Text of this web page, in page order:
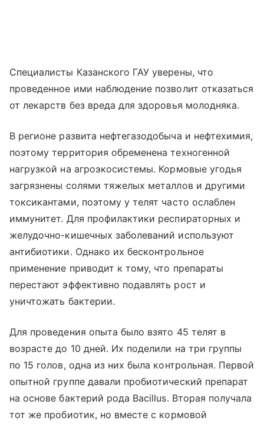
Специалисты Казанского ГАУ уверены, что
проведенное ими наблюдение позволит отказаться
от лекарств без вреда для здоровья молодняка.
В регионе развита нефтегазодобыча и нефтехимия,
поэтому территория обременена техногенной
нагрузкой на агроэкосистемы. Кормовые угодья
загрязнены солями тяжелых металлов и другими
токсикантами, поэтому у телят часто ослаблен
иммунитет. Для профилактики респираторных и
желудочно-кишечных заболеваний используют
антибиотики. Однако их бесконтрольное
применение приводит к тому, что препараты
перестают эффективно подавлять рост и
уничтожать бактерии.
Для проведения опыта было взято 45 телят в
возрасте до 10 дней. Их поделили на три группы
по 15 голов, одна из них была контрольная. Первой
опытной группе давали пробиотический препарат
на основе бактерий рода Bacillus. Вторая получала
тот же пробиотик, но вместе с кормовой